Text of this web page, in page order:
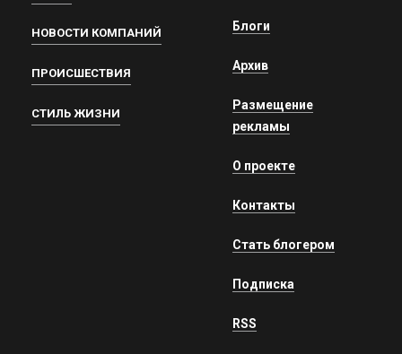
НОВОСТИ КОМПАНИЙ
ПРОИСШЕСТВИЯ
СТИЛЬ ЖИЗНИ
Блоги
Архив
Размещение
рекламы
О проекте
Контакты
Стать блогером
Подписка
RSS